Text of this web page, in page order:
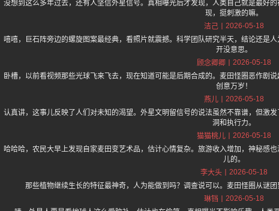
没想到这么多年过去，还有人坚信外星信号。真相曝光后才发现，人类自己就是最好
现，挺刺激的嘛。
洁己
2026-05-18
嘻嘻，巨石阵旁边的螺旋图案最经典，看照片就震撼。科学团队研究半天，结论还是
开没意思。
顾念卿卿
2026-05-18
卧槽，以前看视频那些光球飞来飞去，现在知道可能是后期合成的。麦田怪圈恶作剧
创意万岁！
燕儿
2026-05-18
认真讲，这事儿反映了人们对未知的渴望。外星文明留信号的说法虽然不靠谱，但激
洞和执行力。
猫猫桃儿
2026-05-18
哈哈哈，农民大早上发现自家麦田变艺术品，估计心情复杂。旅游收入增加，神秘感
儿的。
李大头
2026-05-18
那些植物继续生长的特征最神奇，人为能做到吗？调查说可以。麦田怪圈从谜
琳铛
2026-05-18